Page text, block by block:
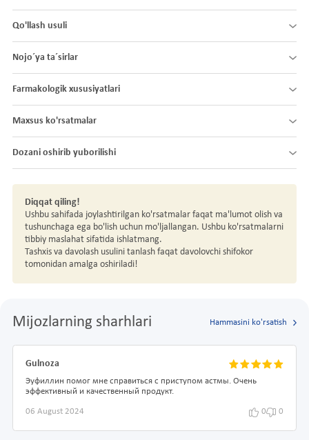
Qo'llash usuli
Nojo´ya ta´sirlar
Farmakologik xususiyatlari
Maxsus ko'rsatmalar
Dozani oshirib yuborilishi
Diqqat qiling!
Ushbu sahifada joylashtirilgan ko'rsatmalar faqat ma'lumot olish va
tushunchaga ega bo'lish uchun mo'ljallangan. Ushbu ko'rsatmalarni
tibbiy maslahat sifatida ishlatmang.
Tashxis va davolash usulini tanlash faqat davolovchi shifokor
tomonidan amalga oshiriladi!
Mijozlarning sharhlari Hammasini ko'rsatish
Gulnoza
Эуфиллин помог мне справиться с приступом астмы. Очень
эффективный и качественный продукт.
06 August 2024 0 0